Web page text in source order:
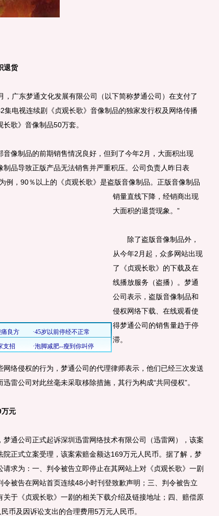
退货
广东梦通文化发展有限公司（以下简称梦通公司）在支付了
集电视连续剧《贞观长歌》音像制品的独家发行权及网络传播
歌》音像制品50万套。
像制品的前期销售情况良好，但到了今年2月，大面积出现
制品导致正版产品无法销售并严重积压。公司负责人昨日表
例，90％以上的《贞观长歌》是盗版音像制品。 正版音像制品
销量直线下降，经销商出现
大面积的退货现象。”
除了盗版音像制品外，
从今年2月起，众多网站出现
了《贞观长歌》的下载及在
线播放服务（盗播）。梦通
公司表示，盗版音像制品和
侵权网络下载、在线观看使
得梦通公司的销售量趋于停
滞。
络侵权的行为，梦通公司的代理律师表示，他们已经三次发送
雷公司对此丝毫未采取移除措施，其行为构成“共同侵权”。
元
通公司正式起诉深圳迅雷网络技术有限公司（迅雷网），该案
院正式立案受理，该案索赔金额达169万元人民币。据了解，梦
请求为：一、判令被告立即停止在其网站上对《贞观长歌》一剧
令被告在网站首页连续48小时刊登致歉声明；三、判令被告立
关于《贞观长歌》一剧的相关下载介绍及链接地址；四、赔偿原
币及因诉讼支出的合理费用5万元人民币。